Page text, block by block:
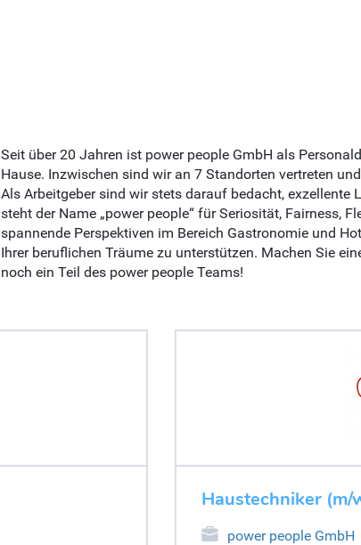
Seit über 20 Jahren ist power people GmbH als
Hause. Inzwischen sind wir an 7 Standorten vertreten
Als Arbeitgeber sind wir stets darauf bedacht, exzellente
steht der Name „power people“ für Seriosität, Fairness,
spannende Perspektiven im Bereich Gastronomie und
Ihrer beruflichen Träume zu unterstützen. Machen Sie
noch ein Teil des power people Teams!
Haustechniker (m/
power people GmbH